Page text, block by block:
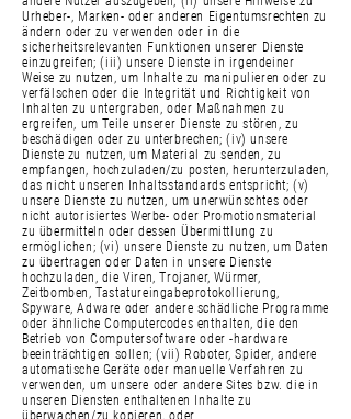
Urheber-, Marken- oder anderen Eigentumsrechten zu
ändern oder zu verwenden oder in die
sicherheitsrelevanten Funktionen unserer Dienste
einzugreifen; (iii) unsere Dienste in irgendeiner
Weise zu nutzen, um Inhalte zu manipulieren oder zu
verfälschen oder die Integrität und Richtigkeit von
Inhalten zu untergraben, oder Maßnahmen zu
ergreifen, um Teile unserer Dienste zu stören, zu
beschädigen oder zu unterbrechen; (iv) unsere
Dienste zu nutzen, um Material zu senden, zu
empfangen, hochzuladen/zu posten, herunterzuladen,
das nicht unseren Inhaltsstandards entspricht; (v)
unsere Dienste zu nutzen, um unerwünschtes oder
nicht autorisiertes Werbe- oder Promotionsmaterial
zu übermitteln oder dessen Übermittlung zu
ermöglichen; (vi) unsere Dienste zu nutzen, um Daten
zu übertragen oder Daten in unsere Dienste
hochzuladen, die Viren, Trojaner, Würmer,
Zeitbomben, Tastatureingabeprotokollierung,
Spyware, Adware oder andere schädliche Programme
oder ähnliche Computercodes enthalten, die den
Betrieb von Computersoftware oder -hardware
beeinträchtigen sollen; (vii) Roboter, Spider, andere
automatische Geräte oder manuelle Verfahren zu
verwenden, um unsere oder andere Sites bzw. die in
unseren Diensten enthaltenen Inhalte zu
überwachen/zu kopieren, oder